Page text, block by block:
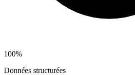
100%
Données structurées